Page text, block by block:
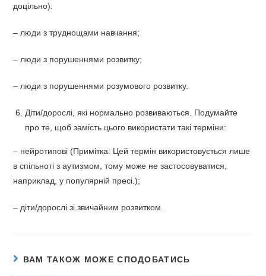
доцільно):
– люди з труднощами навчання;
– люди з порушеннями розвитку;
– люди з порушеннями розумового розвитку.
Діти/дорослі, які нормально розвиваються. Подумайте
про те, щоб замість цього використати такі терміни:
– нейротипові (Примітка: Цей термін використовується лише
в спільноті з аутизмом, тому може не застосовуватися,
наприклад, у популярній пресі.);
– діти/дорослі зі звичайним розвитком.
ВАМ ТАКОЖ МОЖЕ СПОДОБАТИСЬ